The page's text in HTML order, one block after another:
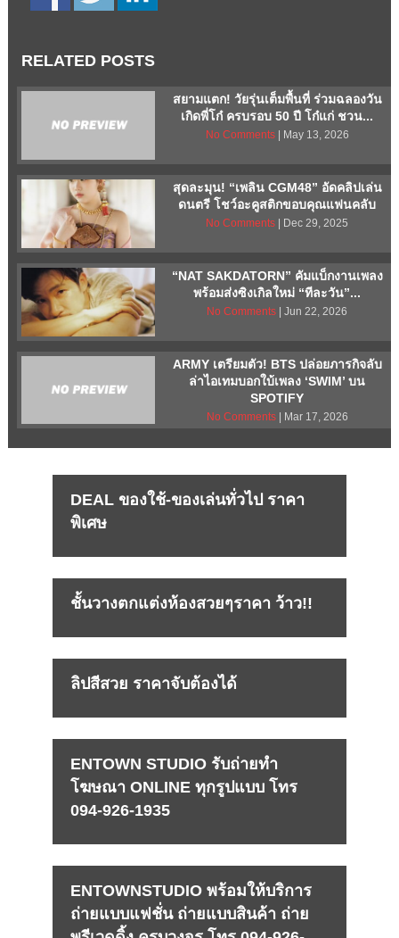
RELATED POSTS
สยามแตก! วัยรุ่นเต็มพื้นที่ ร่วมฉลองวัน
เกิดพี่โก๋ ครบรอบ 50 ปี โก๋แก่ ชวน...
No Comments| May 13, 2026
สุดละมุน! “เพลิน CGM48” อัดคลิปเล่น
ดนตรี โชว์อะคูสติกขอบคุณแฟนคลับ
No Comments | Dec 29, 2025
“NAT SAKDATORN” คัมแบ็กงานเพลง
พร้อมส่งซิงเกิลใหม่ “ทีละวัน”...
No Comments | Jun 22, 2026
ARMY เตรียมตัว! BTS ปล่อยภารกิจลับ
ล่าไอเทมบอกใบ้เพลง ‘SWIM’ บน
SPOTIFY
No Comments| Mar 17, 2026
DEAL ของใช้-ของเล่นทั่วไป ราคา
พิเศษ
ชั้นวางตกแต่งห้องสวยๆราคา ว้าว!!
ลิปสีสวย ราคาจับต้องได้
ENTOWN STUDIO รับถ่ายทำ
โฆษณา ONLINE ทุกรูปแบบ โทร
094-926-1935
ENTOWNSTUDIO พร้อมให้บริการ
ถ่ายแบบแฟชั่น ถ่ายแบบสินค้า ถ่าย